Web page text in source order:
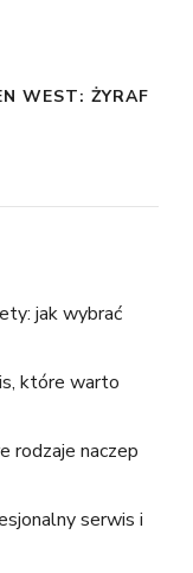
WEST: ŻYRAF
jak wybrać
które warto
rodzaje naczep
serwis i